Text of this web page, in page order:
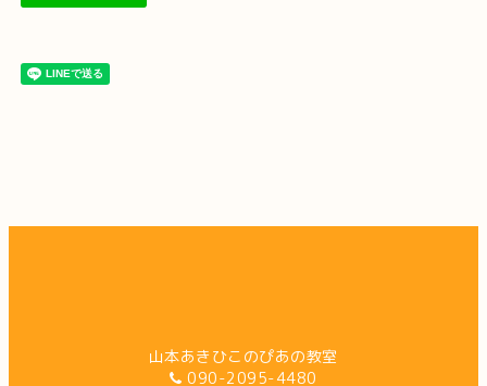
山本あきひこのぴあの教室
090-2095-4480